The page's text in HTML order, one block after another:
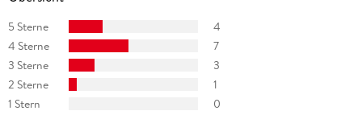
5 Sterne
4
4 Sterne
7
3 Sterne
3
2 Sterne
1
1 Stern
0